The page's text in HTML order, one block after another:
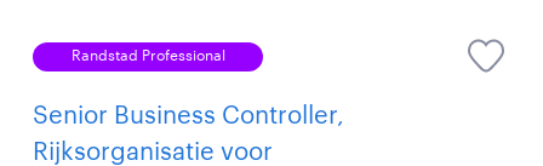
Randstad Professional
Senior Business Controller,
Rijksorganisatie voor